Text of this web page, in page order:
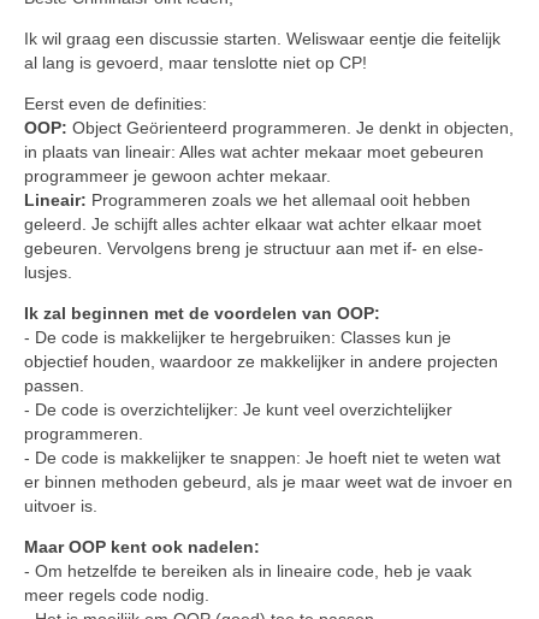
Ik wil graag een discussie starten. Weliswaar eentje die feitelijk
al lang is gevoerd, maar tenslotte niet op CP!
Eerst even de definities:
OOP: Object Geörienteerd programmeren. Je denkt in objecten,
in plaats van lineair: Alles wat achter mekaar moet gebeuren
programmeer je gewoon achter mekaar.
Lineair: Programmeren zoals we het allemaal ooit hebben
geleerd. Je schijft alles achter elkaar wat achter elkaar moet
gebeuren. Vervolgens breng je structuur aan met if- en else-
lusjes.
Ik zal beginnen met de voordelen van OOP:
- De code is makkelijker te hergebruiken: Classes kun je
objectief houden, waardoor ze makkelijker in andere projecten
passen.
- De code is overzichtelijker: Je kunt veel overzichtelijker
programmeren.
- De code is makkelijker te snappen: Je hoeft niet te weten wat
er binnen methoden gebeurd, als je maar weet wat de invoer en
uitvoer is.
Maar OOP kent ook nadelen:
- Om hetzelfde te bereiken als in lineaire code, heb je vaak
meer regels code nodig.